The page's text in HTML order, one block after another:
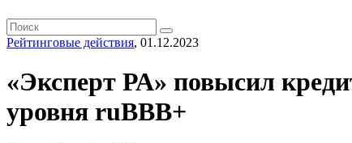
Рейтинговые действия, 01.12.2023
«Эксперт РА» повысил
уровня ruBBB+